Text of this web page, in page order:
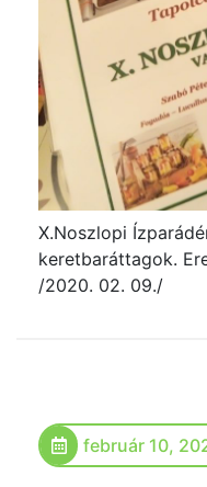
X.Noszlopi
keretbaráttagok.
/2020. 02. 09./
február 10,